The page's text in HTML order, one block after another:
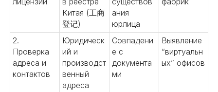
Китая (工商
登记)
ания
юрлица
2.
Проверка
адреса и
контактов
Юридическ
ий и
производст
венный
адреса
Совпадени
е с
документа
ми
Выявление
“виртуальн
ых” офисов